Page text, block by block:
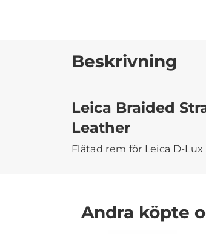
Beskrivning
Leica Braided
Leather
Flätad rem för Leica D-
Andra köpte